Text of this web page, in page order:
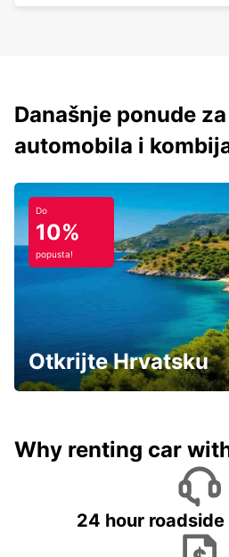
Današnje ponude
automobila i
Do
10%
popusta!
Otkrijte Hrvatsku
Why renting car
24 hour